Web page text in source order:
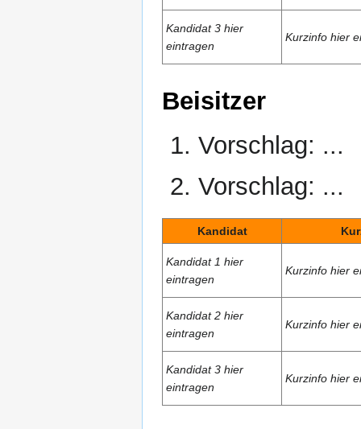
Kandidat 3 hier
eintragen
Kurzinfo hier
Beisitzer
Vorschlag: ...
Vorschlag: ...
Kandidat
Kandidat 1 hier
eintragen
Kurzinfo hier
Kandidat 2 hier
eintragen
Kurzinfo hier
Kandidat 3 hier
eintragen
Kurzinfo hier